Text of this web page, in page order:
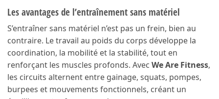
Les avantages de l’entraînement sans matériel
S’entraîner sans matériel n’est pas un frein, bien au
contraire. Le travail au poids du corps développe la
coordination, la mobilité et la stabilité, tout en
renforçant les muscles profonds. Avec We Are Fitness,
les circuits alternent entre gainage, squats, pompes,
burpees et mouvements fonctionnels, créant un